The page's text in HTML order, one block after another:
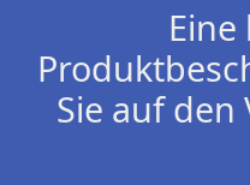
Eine
Sie auf den